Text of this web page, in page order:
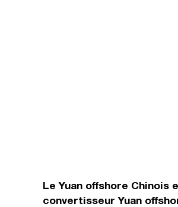
Le Yuan offshore Chinois
convertisseur Yuan